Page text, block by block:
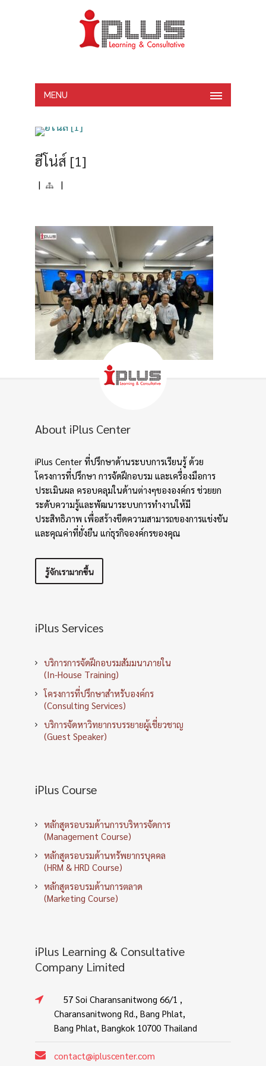
MENU
ฮีโน่ส์ [1]
| |
About iPlus Center
iPlus Center ที่ปรึกษาด้านระบบการเรียนรู้ ด้วย
โครงการที่ปรึกษา การจัดฝึกอบรม และเครื่องมือการ
ประเมินผล ครอบคลุมในด้านต่างๆขององค์กร ช่วยยก
ระดับความรู้และพัฒนาระบบการทำงานให้มี
ประสิทธิภาพ เพื่อสร้างขีดความสามารถของการแข่งขัน
และคุณค่าที่ยั่งยืน แก่ธุรกิจองค์กรของคุณ
รู้จักเรามากขึ้น
iPlus Services
บริการการจัดฝึกอบรมสัมมนาภายใน
(In-House Training)
โครงการที่ปรึกษาสำหรับองค์กร
(Consulting Services)
บริการจัดหาวิทยากรบรรยายผู้เชี่ยวชาญ
(Guest Speaker)
iPlus Course
หลักสูตรอบรมด้านการบริหารจัดการ
(Management Course)
หลักสูตรอบรมด้านทรัพยากรบุคคล
(HRM & HRD Course)
หลักสูตรอบรมด้านการตลาด
(Marketing Course)
iPlus Learning & Consultative
Company Limited
57 Soi Charansanitwong 66/1 ,
Charansanitwong Rd., Bang Phlat,
Bang Phlat, Bangkok 10700 Thailand
contact@ipluscenter.com